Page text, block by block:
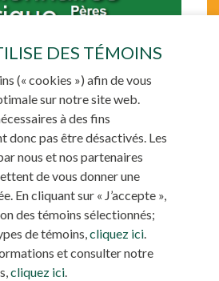
DES TÉMOINS
(« cookies ») afin de vous
sur notre site web.
à des fins
donc pas être désactivés. Les
nous et nos partenaires
de vous donner une
En cliquant sur « J’accepte »,
des témoins sélectionnés;
de témoins,cliquez ici.
et consulter notre
cliquez ici.